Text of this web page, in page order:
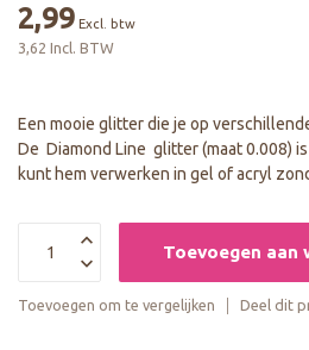
2,99 Excl. btw
3,62 Incl. BTW
Een mooie glitter die je op
De Diamond Line glitter (maat 0.008)
kunt hem verwerken in gel of acryl
Toevoegen aan
Toevoegen om te vergelijken Deel dit